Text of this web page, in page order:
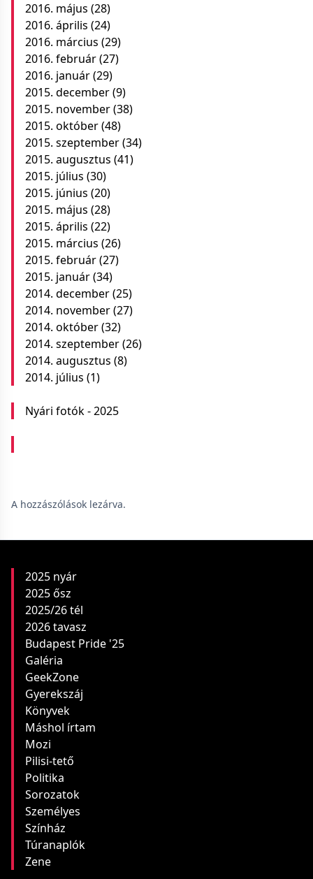
2016. május (28)
2016. április (24)
2016. március (29)
2016. február(27)
2016. január(29)
2015. december(9)
2015. november(38)
2015. október(48)
2015. szeptember(34)
2015. augusztus (41)
2015. július (30)
2015. június (20)
2015. május (28)
2015. április (22)
2015. március (26)
2015. február(27)
2015. január(34)
2014. december(25)
2014. november(27)
2014. október(32)
2014. szeptember(26)
2014. augusztus (8)
2014. július (1)
Nyári fotók - 2025
A hozzászólások lezárva.
2025 nyár
2025 ősz
2025/26 tél
2026 tavasz
Budapest Pride '25
Galéria
GeekZone
Gyerekszáj
Könyvek
Máshol írtam
Mozi
Pilisi-tető
Politika
Sorozatok
Személyes
Színház
Túranaplók
Zene